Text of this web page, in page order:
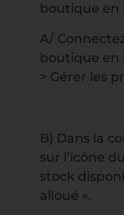
boutique en
A/
boutique en
> Gérer les
B) Dans la
sur l’icône
stock
alloué ».